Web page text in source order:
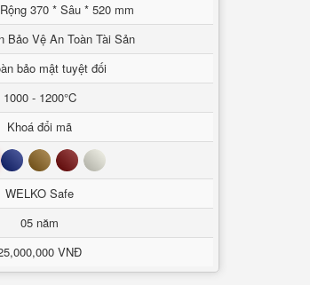
370 * Sâu * 520 mm
Bảo Vệ An Toàn Tài Sản
bảo mật tuyệt đối
1000 - 1200°C
Khoá đổi mã
Xanh Nâu Đỏ Trắng
WELKO Safe
05 năm
VNĐ